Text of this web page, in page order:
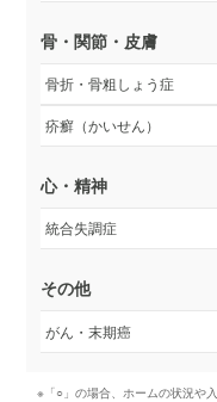
骨・関節・皮膚
骨折・骨粗しょう症
疥癬（かいせん）
心・精神
統合失調症
その他
がん・末期癌
※「○」の場合、ホームの状況や